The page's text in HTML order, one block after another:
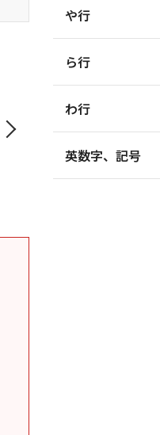
や行
ら行
わ行
英数字、記号